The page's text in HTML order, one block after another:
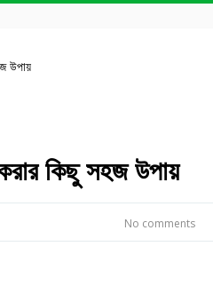
উপায়
কিছু সহজ উপায়
No comments